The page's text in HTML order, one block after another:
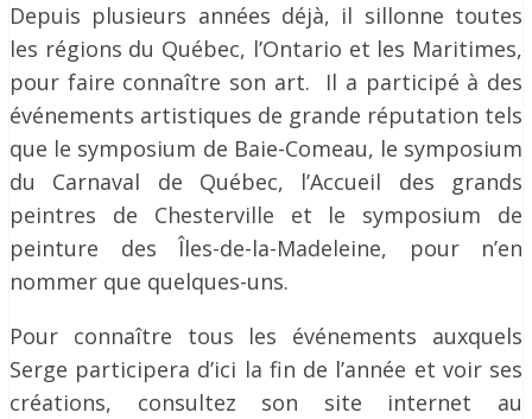
Depuis plusieurs années déjà, il sillonne toutes
les régions du Québec, l’Ontario et les Maritimes,
pour faire connaître son art. Il a participé à des
événements artistiques de grande réputation tels
que le symposium de Baie-Comeau, le symposium
du Carnaval de Québec, l’Accueil des grands
peintres de Chesterville et le symposium de
peinture des Îles-de-la-Madeleine, pour n’en
nommer que quelques-uns.
Pour connaître tous les événements auxquels
Serge participera d’ici la fin de l’année et voir ses
créations, consultez son site internet au